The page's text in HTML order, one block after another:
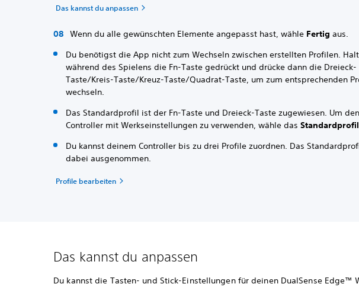
Das kannst du anpassen
Wenn du alle gewünschten Elemente angepasst hast, wähle Fertig aus.
Du benötigst die App nicht zum Wechseln zwischen erstellten Profilen.
während des Spielens die Fn-Taste gedrückt und drücke dann die Dreieck-
Taste/Kreis-Taste/Kreuz-Taste/Quadrat-Taste, um zum entsprechenden
wechseln.
Das Standardprofil ist der Fn-Taste und Dreieck-Taste zugewiesen. Um den
Controller mit Werkseinstellungen zu verwenden, wähle dasStandardprofil
Du kannst deinem Controller bis zu drei Profile zuordnen. Das
dabei ausgenommen.
Profile bearbeiten
Das kannst du anpassen
Du kannst die Tasten- und Stick-Einstellungen für deinen DualSense Edge™